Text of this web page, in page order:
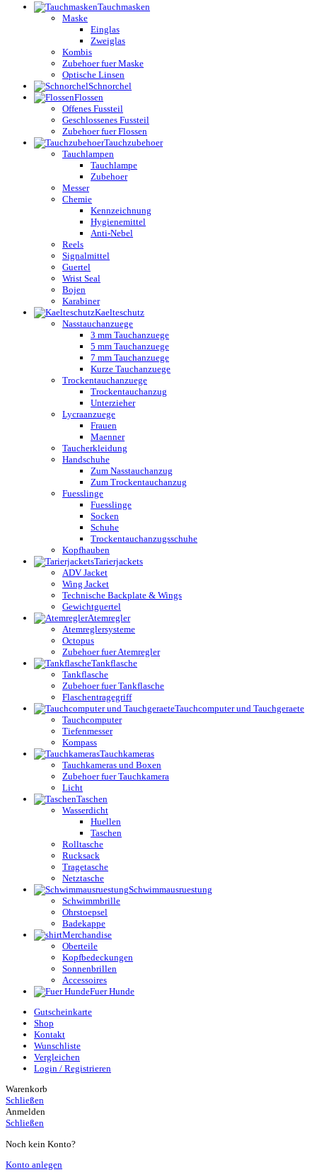
Tauchmasken
Maske
Einglas
Zweiglas
Kombis
Zubehoer fuer Maske
Optische Linsen
Schnorchel
Flossen
Offenes Fussteil
Geschlossenes Fussteil
Zubehoer fuer Flossen
Tauchzubehoer
Tauchlampen
Tauchlampe
Zubehoer
Messer
Chemie
Kennzeichnung
Hygienemittel
Anti-Nebel
Reels
Signalmittel
Guertel
Wrist Seal
Bojen
Karabiner
Kaelteschutz
Nasstauchanzuege
3 mm Tauchanzuege
5 mm Tauchanzuege
7 mm Tauchanzuege
Kurze Tauchanzuege
Trockentauchanzuege
Trockentauchanzug
Unterzieher
Lycraanzuege
Frauen
Maenner
Taucherkleidung
Handschuhe
Zum Nasstauchanzug
Zum Trockentauchanzug
Fuesslinge
Fuesslinge
Socken
Schuhe
Trockentauchanzugsschuhe
Kopfhauben
Tarierjackets
ADV Jacket
Wing Jacket
Technische Backplate & Wings
Gewichtguertel
Atemregler
Atemreglersysteme
Octopus
Zubehoer fuer Atemregler
Tankflasche
Tankflasche
Zubehoer fuer Tankflasche
Flaschentragegriff
Tauchcomputer und Tauchgeraete
Tauchcomputer
Tiefenmesser
Kompass
Tauchkameras
Tauchkameras und Boxen
Zubehoer fuer Tauchkamera
Licht
Taschen
Wasserdicht
Huellen
Taschen
Rolltasche
Rucksack
Tragetasche
Netztasche
Schwimmausruestung
Schwimmbrille
Ohrstoepsel
Badekappe
Merchandise
Oberteile
Kopfbedeckungen
Sonnenbrillen
Accessoires
Fuer Hunde
Gutscheinkarte
Shop
Kontakt
Wunschliste
Vergleichen
Login / Registrieren
Warenkorb
Schließen
Anmelden
Schließen
Noch kein Konto?
Konto anlegen